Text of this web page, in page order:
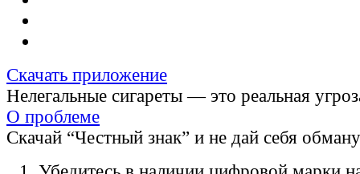
Скачать приложение
Нелегальные сигареты — это реальная
О проблеме
Скачай “Честный знак” и не дай себя